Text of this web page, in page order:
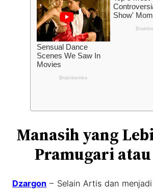
Manasih yang
Pramugari atau
Dzargon – Selain Artis dan